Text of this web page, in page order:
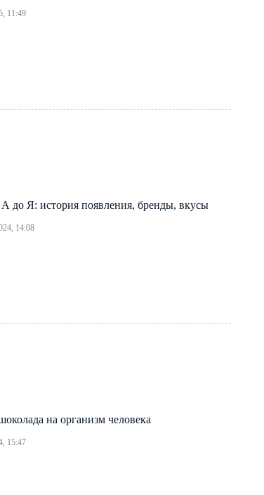
11:49
до Я: история появления, бренды, вкусы
14:08
на организм человека
15:47